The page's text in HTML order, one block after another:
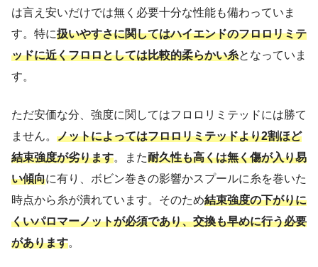
は言え安いだけでは無く必要十分な性能も備わっていま
す。特に扱いやすさに関してはハイエンドのフロロリミテ
ッドに近くフロロとしては比較的柔らかい糸となっていま
す。
ただ安価な分、強度に関してはフロロリミテッドには勝て
ません。 ノットによってはフロロリミテッドより2割ほど
結束強度が劣ります。また耐久性も高くは無く傷が入り易
い傾向に有り、ボビン巻きの影響かスプールに糸を巻いた
時点から糸が潰れています。そのため結束強度の下がりに
くいパロマーノットが必須であり、交換も早めに行う必要
があります。